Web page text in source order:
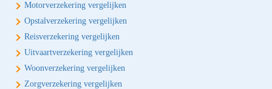
Motorverzekering vergelijken
Opstalverzekering vergelijken
Reisverzekering vergelijken
Uitvaartverzekering vergelijken
Woonverzekering vergelijken
Zorgverzekering vergelijken